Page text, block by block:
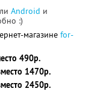
Android и
:)
магазине for-
490р.
1470р.
2450р.